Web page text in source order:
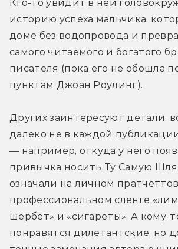
Кто-то увидит в ней
историю успеха мальчика,
доме без водопровода и
самого читаемого и богатого
писателя (пока его не обошла
пунктам Джоан Роулинг).
Других заинтересуют детали,
далеко не в каждой
— например, откуда у него
привычка носить Ту Самую
означали на личном
профессиональном сленге
шербет» и «сигареты». А кому-
понравятся дилетантские, но